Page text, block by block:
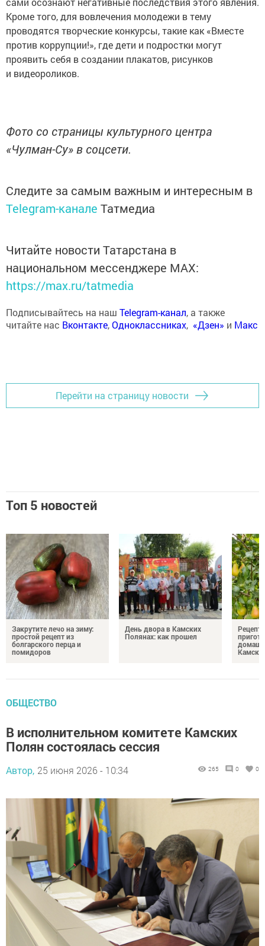
Кроме того, для вовлечения молодежи в тему
проводятся творческие конкурсы, такие как «Вместе
против коррупции!», где дети и подростки могут
проявить себя в создании плакатов, рисунков
и видеороликов.
Фото со страницы культурного центра
«Чулман-Су» в соцсети.
Следите за самым важным и интересным в
Telegram-канале Татмедиа
Читайте новости Татарстана в
национальном мессенджере MАХ:
https://max.ru/tatmedia
Подписывайтесь на наш Telegram-канал, а также
читайте нас Вконтакте,Одноклассниках, «Дзен» и Макс
Перейти на страницу новости
Топ 5 новостей
Закрутите лечо на зиму:
простой рецепт из
болгарского перца и
помидоров
День двора в Камских
Полянах: как прошел
ОБЩЕСТВО
В исполнительном комитете Камских
Полян состоялась сессия
Автор, 25 июня 2026 - 10:34 265 0 0